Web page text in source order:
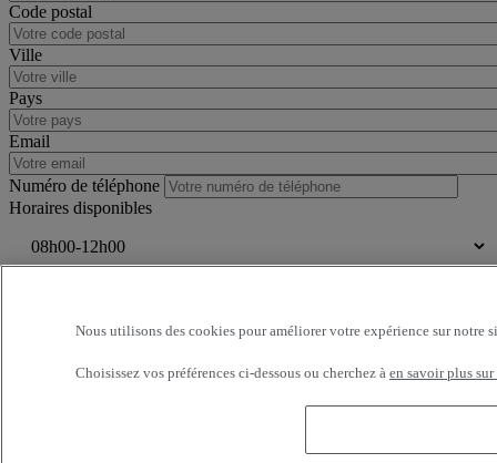
Code postal
Ville
Pays
Email
Numéro de téléphone
Horaires disponibles
Conformément à la loi française Informatique et Libertés n°78-17 du
6 janvier 1978, modifiée par la loi n°2004-810 du 6 août 2004, vous
disposez à tout moment d'un droit d'accès, de rectification et de
suppression des informations nominatives vous concernant, sans
Nous utilisons des cookies pour améliorer votre expérience sur notre
Choisissez vos préférences ci-dessous ou cherchez à en savoir plus